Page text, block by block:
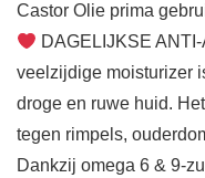
Castor Olie prima
DAGELIJKSE
veelzijdige moisturizer
droge en ruwe huid.
tegen rimpels,
Dankzij omega 6 & 9-